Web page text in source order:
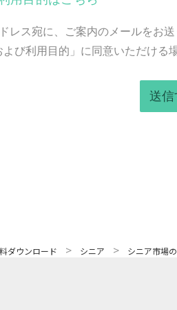
レス宛に、ご案内のメールをお
よび利用目的」に同意いただける
ダウンロード > シニア > シニア市場